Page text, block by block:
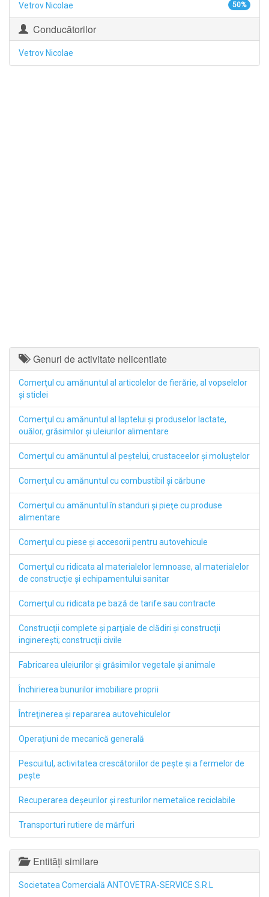
Vetrov Nicolae 50%
Conducătorilor
Vetrov Nicolae
Genuri de activitate nelicentiate
Comerţul cu amănuntul al articolelor de fierărie, al vopselelor
şi sticlei
Comerţul cu amănuntul al laptelui şi produselor lactate,
ouălor, grăsimilor şi uleiurilor alimentare
Comerţul cu amănuntul al peştelui, crustaceelor şi moluştelor
Comerţul cu amănuntul cu combustibil şi cărbune
Comerţul cu amănuntul în standuri şi pieţe cu produse
alimentare
Comerţul cu piese şi accesorii pentru autovehicule
Comerţul cu ridicata al materialelor lemnoase, al materialelor
de construcţie şi echipamentului sanitar
Comerţul cu ridicata pe bază de tarife sau contracte
Construcţii complete şi parţiale de clădiri şi construcţii
inginereşti; construcţii civile
Fabricarea uleiurilor şi grăsimilor vegetale şi animale
Închirierea bunurilor imobiliare proprii
Întreţinerea şi repararea autovehiculelor
Operaţiuni de mecanică generală
Pescuitul, activitatea crescătoriilor de peşte şi a fermelor de
peşte
Recuperarea deşeurilor şi resturilor nemetalice reciclabile
Transporturi rutiere de mărfuri
Entități similare
Societatea Comercială ANTOVETRA-SERVICE S.R.L